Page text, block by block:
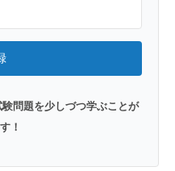
問題を少しづつ学ぶことが
！